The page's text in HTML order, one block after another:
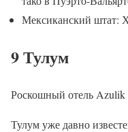
Мексиканский штат:
9 Тулум
Роскошный отель
Тулум уже давно